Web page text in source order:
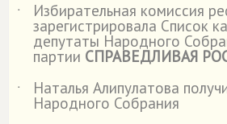
˙
Избирательная комиссия
зарегистрировала Список
депутаты Народного
партии СПРАВЕДЛИВАЯ
˙
Наталья Алипулатова
Народного Собрания